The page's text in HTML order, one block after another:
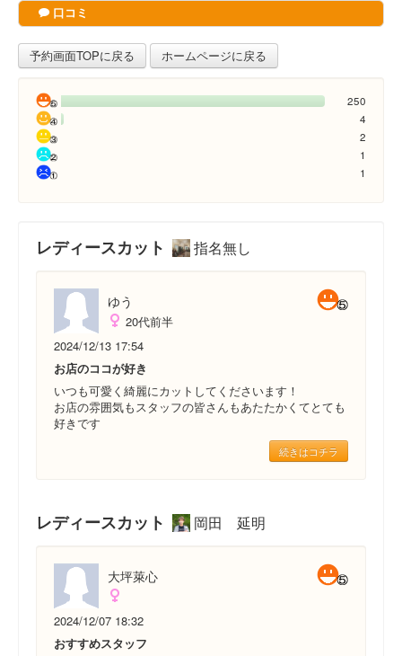
口コミ
予約画面TOPに戻る ホームページに戻る
250
4
2
1
1
レディースカット 指名無し
ゆう
20代前半
2024/12/13 17:54
お店のココが好き
いつも可愛く綺麗にカットしてくださいます！
お店の雰囲気もスタッフの皆さんもあたたかくてとても
好きです
続きはコチラ
レディースカット 岡田 延明
大坪萊心
2024/12/07 18:32
おすすめスタッフ